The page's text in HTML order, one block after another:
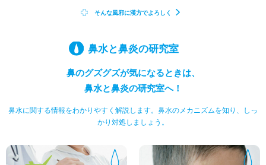
そんな風邪に漢方でよろしく
鼻水と鼻炎の研究室
鼻のグズグズが気になるときは、
鼻水と鼻炎の研究室へ！
鼻水に関する情報をわかりやすく解説します。 鼻水のメカニズムを知り、しっ
かり対処しましょう。